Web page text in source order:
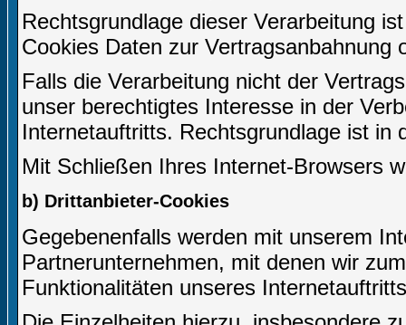
Rechtsgrundlage dieser Verarbeitung
Cookies Daten zur Vertragsanbahnung
Falls die Verarbeitung nicht der
unser berechtigtes Interesse in der
Internetauftritts. Rechtsgrundlage ist in
Mit Schließen Ihres Internet-Browsers
b) Drittanbieter-Cookies
Gegebenenfalls werden mit unserem
Partnerunternehmen, mit denen wir
Funktionalitäten unseres